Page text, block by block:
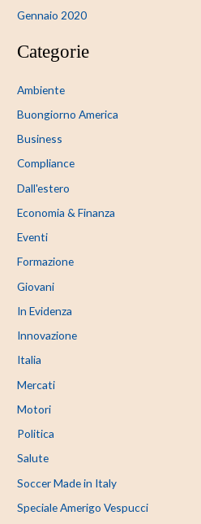
Gennaio 2020
Categorie
Ambiente
Buongiorno America
Business
Compliance
Dall'estero
Economia & Finanza
Eventi
Formazione
Giovani
In Evidenza
Innovazione
Italia
Mercati
Motori
Politica
Salute
Soccer Made in Italy
Speciale Amerigo Vespucci